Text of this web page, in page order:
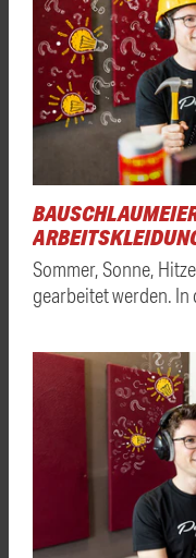
Sommer, Sonne,
gearbeitet werden.